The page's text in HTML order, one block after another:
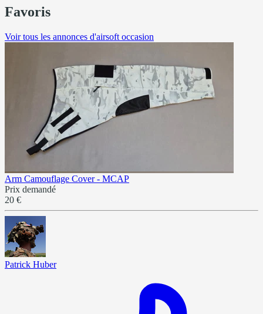
Favoris
Voir tous les annonces d'airsoft occasion
Arm Camouflage Cover - MCAP
Prix demandé
20 €
Patrick Huber